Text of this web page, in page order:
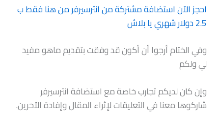
احجز الآن استضافة مشتركة من انترسيرفر من هنا فقط ب
2.5 دولار شهري يا بلاش
وفي الختام أرجوا أن أكون قد وفقت بتقديم ماهو مفيد
لي ولكم
وإن كان لديكم تجارب خاصة مع استضافة انترسيرفر
شاركوها معنا في التعليقات لإثراء المقال وإفادة الآخرين.